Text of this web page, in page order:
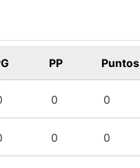
PP Puntos
0 0
0 0